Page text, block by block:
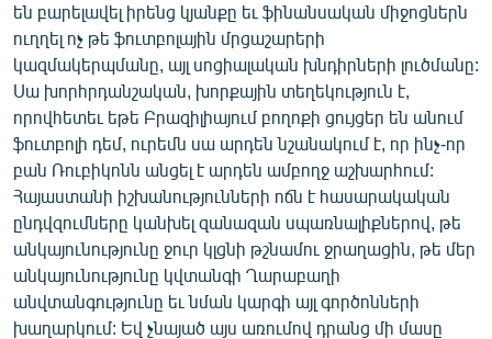
են բարելավել իրենց կյանքը եւ ֆինանսական միջոցներն
ուղղել ոչ թե ֆուտբոլային մրցաշարերի
կազմակերպմանը, այլ սոցիալական խնդիրների լուծմանը:
Սա խորհրդանշական, խորքային տեղեկություն է,
որովհետեւ եթե Բրազիլիայում բողոքի ցույցեր են անում
ֆուտբոլի դեմ, ուրեմն սա արդեն նշանակում է, որ ինչ-որ
բան Ռուբիկոնն անցել է արդեն ամբողջ աշխարհում:
Հայաստանի իշխանությունների ոճն է հասարակական
ընդվզումները կանխել զանազան սպառնալիքներով, թե
անկայունությունը ջուր կլցնի թշնամու ջրաղացին, թե մեր
անկայունությունը կվտանգի Ղարաբաղի
անվտանգությունը եւ նման կարգի այլ գործոնների
խաղարկում: Եվ չնայած այս առումով դրանց մի մասը